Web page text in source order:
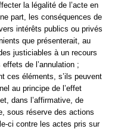
la légalité de l’acte en
part, les conséquences de
intérêts publics ou privés
que présenterait, au
justiciables à un recours
de l’annulation ;
ces éléments, s’ils peuvent
au principe de l’effet
dans l’affirmative, de
sous réserve des actions
ci contre les actes pris sur